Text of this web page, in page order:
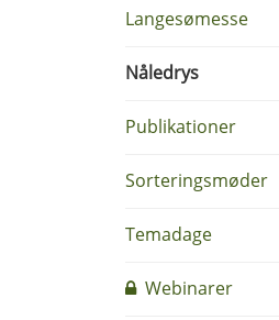
Langesømesse
Nåledrys
Publikationer
Sorteringsmøder
Temadage
Webinarer